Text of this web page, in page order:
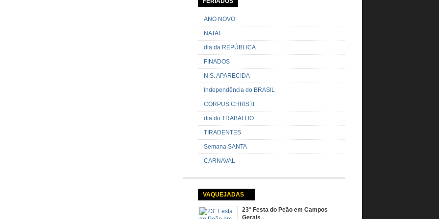
passando pela cidade e visitando a casa das pessoas,
onde são entoadas profecias […]
ANO NOVO
NATAL
dia da REPÚBLICA
FINADOS
N.S. APARECIDA
Independência do BRASIL
CORPUS CHRISTI
dia do TRABALHO
TIRADENTES
Semana SANTA
CARNAVAL
VAQUEJADAS
23° Festa do Peão em Campos
Gerais